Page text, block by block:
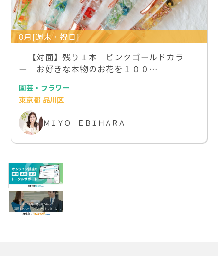
8月[週末・祝日]
【対面】残り１本 ピンクゴールドカラ
ー お好きな本物のお花を１００…
園芸・フラワー
東京都 品川区
ＭＩＹＯ ＥＢＩＨＡＲＡ